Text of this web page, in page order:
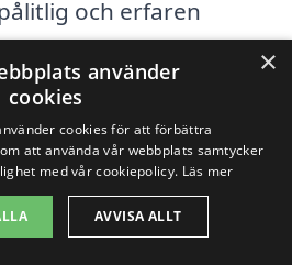
och erfaren
under
är ovärderligt för en
till din nya
×
använder
cookies
cookies för att förbättra
att använda vår webbplats samtycker
med vår cookiepolicy. Läs mer
AVVISA ALLT